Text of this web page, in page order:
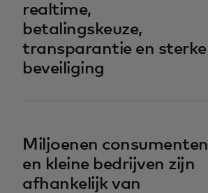
realtime,
betalingskeuze,
transparantie en sterke
beveiliging
Miljoenen consumenten
en kleine bedrijven zijn
afhankelijk van